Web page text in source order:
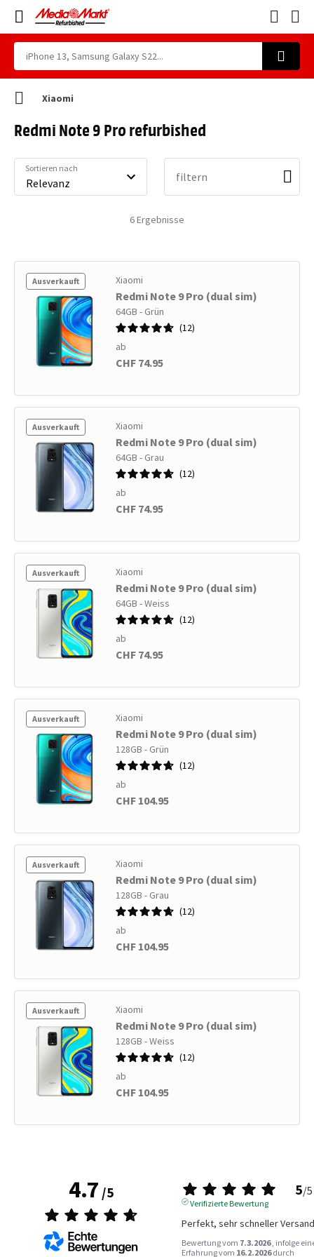
Xiaomi
Redmi Note 9 Pro refurbished
6Ergebnisse
Sortieren nach
filtern
Ausverkauft Xiaomi
Redmi Note 9 Pro (dual sim)
64GB - Grün
12
ab
CHF 74.95
Ausverkauft Xiaomi
Redmi Note 9 Pro (dual sim)
64GB - Grau
12
ab
CHF 74.95
Ausverkauft Xiaomi
Redmi Note 9 Pro (dual sim)
64GB - Weiss
12
ab
CHF 74.95
Ausverkauft Xiaomi
Redmi Note 9 Pro (dual sim)
128GB - Grün
12
ab
CHF 104.95
Ausverkauft Xiaomi
Redmi Note 9 Pro (dual sim)
128GB - Grau
12
ab
CHF 104.95
Ausverkauft Xiaomi
Redmi Note 9 Pro (dual sim)
128GB - Weiss
12
ab
CHF 104.95
4.7/5 5/5
Verifizierte Bewertung
Perfekt, sehr schneller Versand
Bewertung vom 7.3.2026 , infolge
Erfahrung vom 16.2.2026 durch